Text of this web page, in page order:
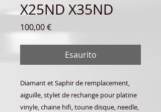
X25ND X35ND
100,00 €Prezzo
Esaurito
Diamant et Saphir de remplacement,
aiguille, stylet de rechange pour platine
vinyle, chaine hifi, toune disque, needle,